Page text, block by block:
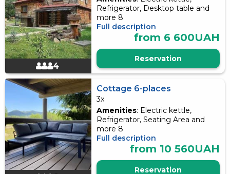
4
Refrigerator, Desktop table and
more 8
Full description
from 6 600UAH
Reservation
Cottage 6-places
3x
Amenities: Electric kettle,
Refrigerator, Seating Area and
more 8
Full description
from 10 560UAH
Reservation